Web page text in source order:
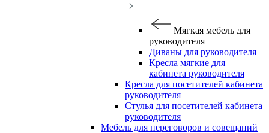
Мягкая мебель для
руководителя
Диваны для руководителя
Кресла мягкие для
кабинета руководителя
Кресла для посетителей кабинета
руководителя
Стулья для посетителей кабинета
руководителя
Мебель для переговоров и совещаний